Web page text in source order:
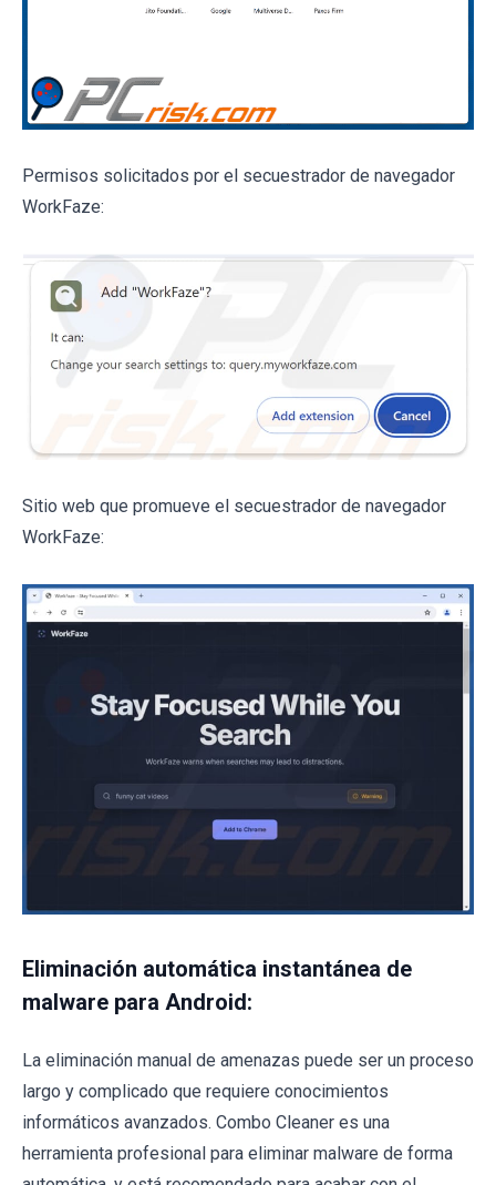
Permisos solicitados por el secuestrador de navegador
WorkFaze:
Sitio web que promueve el secuestrador de navegador
WorkFaze:
Eliminación automática instantánea de
malware para Android:
La eliminación manual de amenazas puede ser un proceso
largo y complicado que requiere conocimientos
informáticos avanzados. Combo Cleaner es una
herramienta profesional para eliminar malware de forma